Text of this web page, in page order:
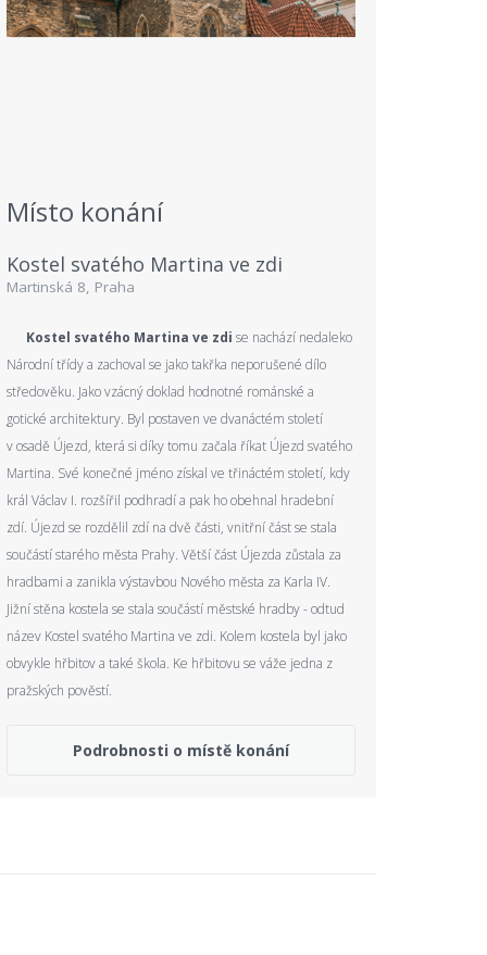
Místo konání
Kostel svatého Martina ve zdi
Martinská 8, Praha
Kostel svatého Martina ve zdi se nachází nedaleko
Národní třídy a zachoval se jako takřka neporušené dílo
středověku. Jako vzácný doklad hodnotné románské a
gotické architektury. Byl postaven ve dvanáctém století
v osadě Újezd, která si díky tomu začala říkat Újezd svatého
Martina. Své konečné jméno získal ve třináctém století, kdy
král Václav I. rozšířil podhradí a pak ho obehnal hradební
zdí. Újezd se rozdělil zdí na dvě části, vnitřní část se stala
součástí starého města Prahy. Větší část Újezda zůstala za
hradbami a zanikla výstavbou Nového města za Karla IV.
Jižní stěna kostela se stala součástí městské hradby - odtud
název Kostel svatého Martina ve zdi. Kolem kostela byl jako
obvykle hřbitov a také škola. Ke hřbitovu se váže jedna z
pražských pověstí.
Podrobnosti o místě konání